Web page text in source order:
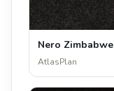
Nero Zimbabwe
AtlasPlan